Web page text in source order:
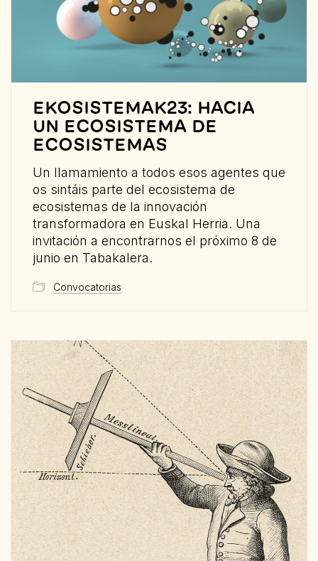
EKOSISTEMAK23: HACIA
UN ECOSISTEMA DE
ECOSISTEMAS
Un llamamiento a todos esos agentes que
os sintáis parte del ecosistema de
ecosistemas de la innovación
transformadora en Euskal Herria. Una
invitación a encontrarnos el próximo 8 de
junio en Tabakalera.
Convocatorias